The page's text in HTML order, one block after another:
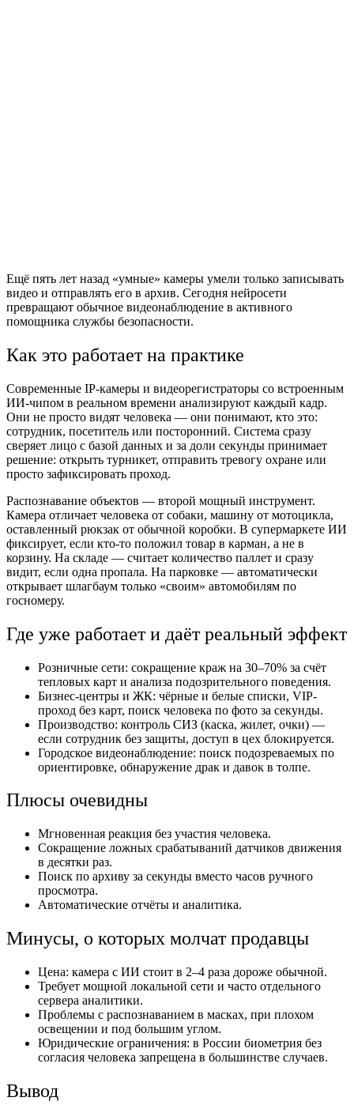
Ещё пять лет назад «умные» камеры умели только записывать
видео и отправлять его в архив. Сегодня нейросети
превращают обычное видеонаблюдение в активного
помощника службы безопасности.
Как это работает на практике
Современные IP-камеры и видеорегистраторы со встроенным
ИИ-чипом в реальном времени анализируют каждый кадр.
Они не просто видят человека — они понимают, кто это:
сотрудник, посетитель или посторонний. Система сразу
сверяет лицо с базой данных и за доли секунды принимает
решение: открыть турникет, отправить тревогу охране или
просто зафиксировать проход.
Распознавание объектов — второй мощный инструмент.
Камера отличает человека от собаки, машину от мотоцикла,
оставленный рюкзак от обычной коробки. В супермаркете ИИ
фиксирует, если кто-то положил товар в карман, а не в
корзину. На складе — считает количество паллет и сразу
видит, если одна пропала. На парковке — автоматически
открывает шлагбаум только «своим» автомобилям по
госномеру.
Где уже работает и даёт реальный эффект
Розничные сети: сокращение краж на 30–70% за счёт
тепловых карт и анализа подозрительного поведения.
Бизнес-центры и ЖК: чёрные и белые списки, VIP-
проход без карт, поиск человека по фото за секунды.
Производство: контроль СИЗ (каска, жилет, очки) —
если сотрудник без защиты, доступ в цех блокируется.
Городское видеонаблюдение: поиск подозреваемых по
ориентировке, обнаружение драк и давок в толпе.
Плюсы очевидны
Мгновенная реакция без участия человека.
Сокращение ложных срабатываний датчиков движения
в десятки раз.
Поиск по архиву за секунды вместо часов ручного
просмотра.
Автоматические отчёты и аналитика.
Минусы, о которых молчат продавцы
Цена: камера с ИИ стоит в 2–4 раза дороже обычной.
Требует мощной локальной сети и часто отдельного
сервера аналитики.
Проблемы с распознаванием в масках, при плохом
освещении и под большим углом.
Юридические ограничения: в России биометрия без
согласия человека запрещена в большинстве случаев.
Вывод